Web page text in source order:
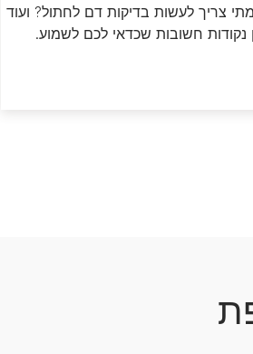
צריך לעשות בדיקות דם לחתול? ועוד
נקודות חשובות שכדאי לכם לשמוע.